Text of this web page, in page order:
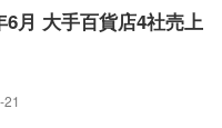
6月 大手百貨店4社売上